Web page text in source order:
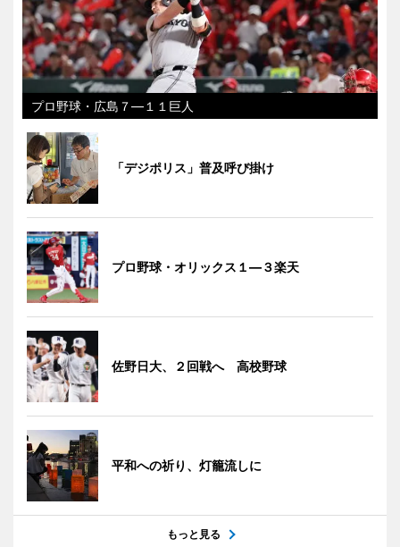
プロ野球・広島７―１１巨人
「デジポリス」普及呼び掛け
プロ野球・オリックス１―３楽天
佐野日大、２回戦へ 高校野球
平和への祈り、灯籠流しに
もっと見る